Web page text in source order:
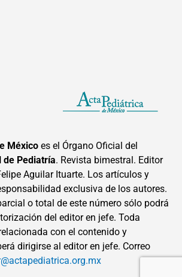
México es el Órgano Oficial del
de Pediatría. Revista bimestral. Editor
Aguilar Ituarte. Los artículos y
exclusiva de los autores.
o total de este número sólo podrá
del editor en jefe. Toda
con el contenido y
dirigirse al editor en jefe. Correo